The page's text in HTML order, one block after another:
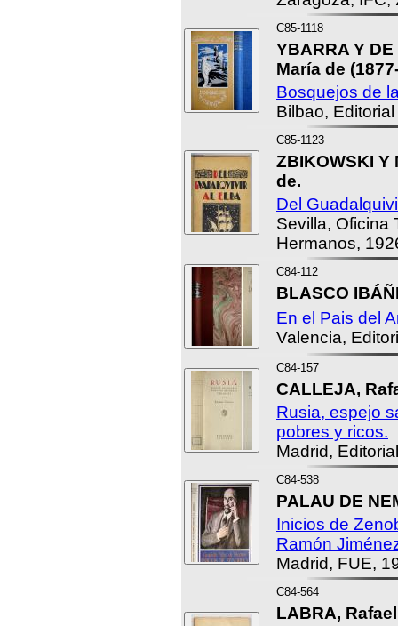
C85-1118
YBARRA Y
María de
Bosquejos de
Bilbao,
C85-1123
ZBIKOWSKI Y
de.
Del
Sevilla, Oficina
Hermanos,
C84-112
BLASCO
En el Pais del
Valencia,
C84-157
CALLEJA,
Rusia, espejo
pobres y ricos.
Madrid,
C84-538
PALAU DE
Inicios de
Ramón
Madrid, FUE,
C84-564
LABRA,